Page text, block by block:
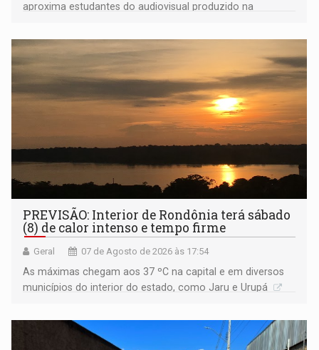
aproxima estudantes do audiovisual produzido na
PREVISÃO: Interior de Rondônia terá sábado
(8) de calor intenso e tempo firme
Geral 07 de Agosto de 2026 às 17:54
As máximas chegam aos 37 ºC na capital e em diversos
municípios do interior do estado, como Jaru e Urupá